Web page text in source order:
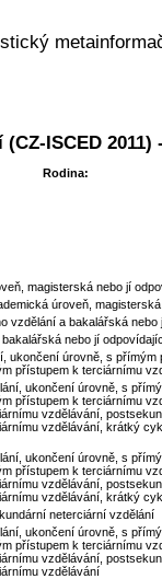
ISCED 2011)
Rodina:
magisterská nebo jí
úroveň,
vzdělání a bakalářská
nebo jí
ukončení úrovně, s
přístupem k terciárnímu
ukončení úrovně, s
přístupem k terciárnímu
vzdělávání,
vzdělávání, krátký
ukončení úrovně, s
přístupem k terciárnímu
vzdělávání,
vzdělávání, krátký
neterciární vzdělání
ukončení úrovně, s
přístupem k terciárnímu
vzdělávání,
vzdělávání